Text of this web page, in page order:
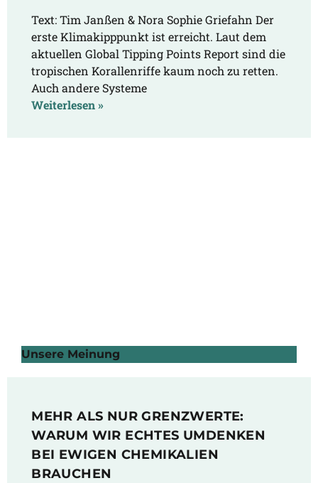
Text: Tim Janßen & Nora Sophie Griefahn Der
erste Klimakipppunkt ist erreicht. Laut dem
aktuellen Global Tipping Points Report sind die
tropischen Korallenriffe kaum noch zu retten.
Auch andere Systeme
Weiterlesen »
Unsere Meinung
MEHR ALS NUR GRENZWERTE:
WARUM WIR ECHTES UMDENKEN
BEI EWIGEN CHEMIKALIEN
BRAUCHEN